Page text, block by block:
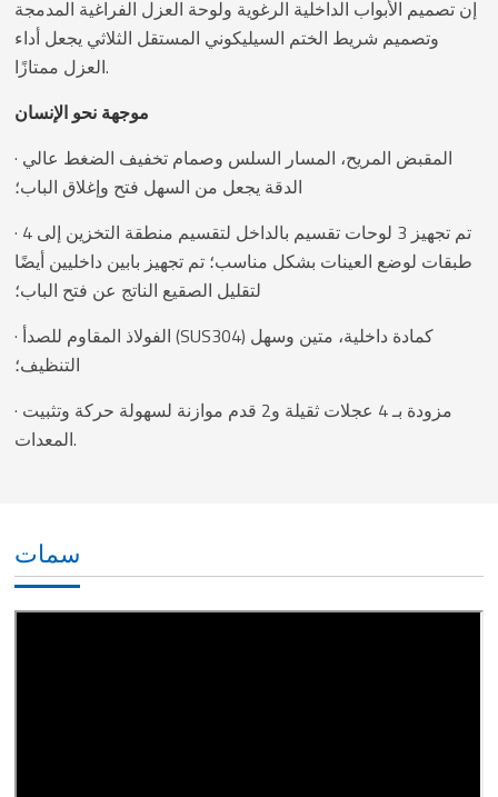
إن تصميم الأبواب الداخلية الرغوية ولوحة العزل الفراغية المدمجة
وتصميم شريط الختم السيليكوني المستقل الثلاثي يجعل أداء
العزل ممتازًا.
موجهة نحو الإنسان
· المقبض المريح، المسار السلس وصمام تخفيف الضغط عالي
الدقة يجعل من السهل فتح وإغلاق الباب؛
· تم تجهيز 3 لوحات تقسيم بالداخل لتقسيم منطقة التخزين إلى 4
طبقات لوضع العينات بشكل مناسب؛ تم تجهيز بابين داخليين أيضًا
لتقليل الصقيع الناتج عن فتح الباب؛
· الفولاذ المقاوم للصدأ (SUS304) كمادة داخلية، متين وسهل
التنظيف؛
· مزودة بـ 4 عجلات ثقيلة و2 قدم موازنة لسهولة حركة وتثبيت
المعدات.
سمات